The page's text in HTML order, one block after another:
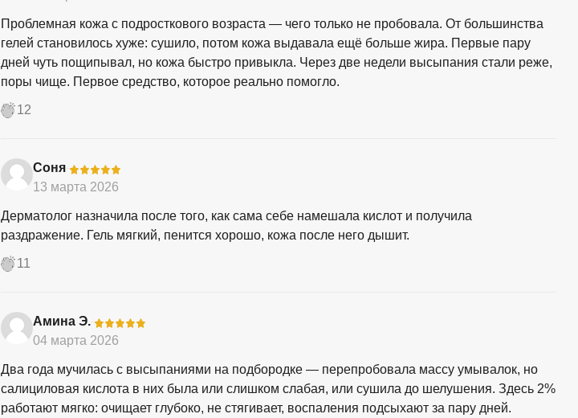
Проблемная кожа с подросткового возраста — чего только не пробовала. От большинства
гелей становилось хуже: сушило, потом кожа выдавала ещё больше жира. Первые пару
дней чуть пощипывал, но кожа быстро привыкла. Через две недели высыпания стали реже,
поры чище. Первое средство, которое реально помогло.
12
Соня-
13 марта 2026
Дерматолог назначила после того, как сама себе намешала кислот и получила
раздражение. Гель мягкий, пенится хорошо, кожа после него дышит.
11
Амина Э.-
04 марта 2026
Два года мучилась с высыпаниями на подбородке — перепробовала массу умывалок, но
салициловая кислота в них была или слишком слабая, или сушила до шелушения. Здесь 2%
работают мягко: очищает глубоко, не стягивает, воспаления подсыхают за пару дней.